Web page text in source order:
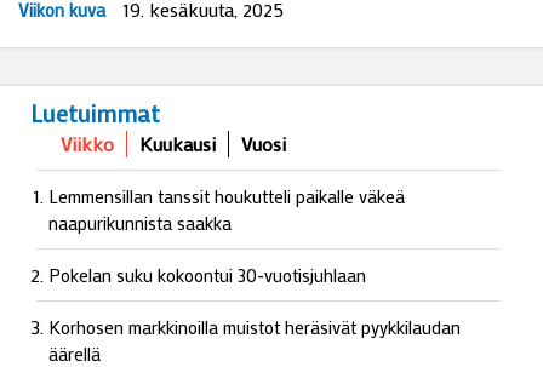
Viikon kuva 19. kesäkuuta, 2025
Luetuimmat
Viikko Kuukausi Vuosi
Lemmensillan tanssit houkutteli paikalle väkeä
naapurikunnista saakka
Pokelan suku kokoontui 30-vuotisjuhlaan
Korhosen markkinoilla muistot heräsivät pyykkilaudan
äärellä